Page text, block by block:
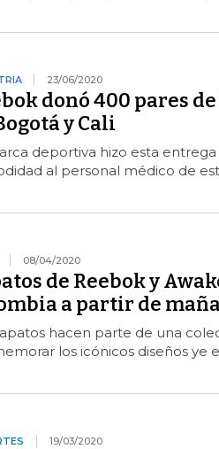
23/06/2020
donó 400 pares
y Cali
deportiva hizo esta
al personal médico de
08/04/2020
de Reebok y
a partir de
hacen parte de una
los icónicos diseños ye
19/03/2020